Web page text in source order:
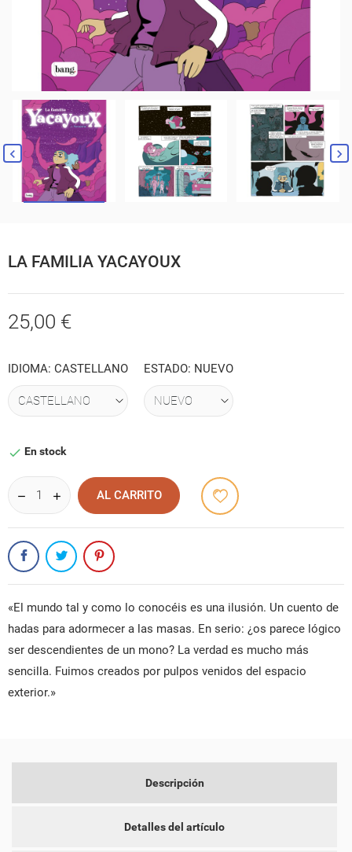
LA FAMILIA YACAYOUX
25,00 €
IDIOMA: CASTELLANO ESTADO: NUEVO
 En stock
AL CARRITO
«El mundo tal y como lo conocéis es una ilusión. Un cuento de
hadas para adormecer a las masas. En serio: ¿os parece lógico
ser descendientes de un mono? La verdad es mucho más
sencilla. Fuimos creados por pulpos venidos del espacio
exterior.»
Descripción
Detalles del artículo
CREAR LISTA DE DESEOS